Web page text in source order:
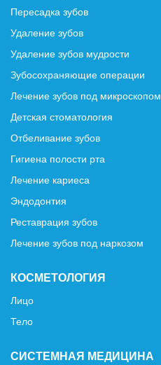
Пересадка зубов
Удаление зубов
Удаление зубов мудрости
Зубосохраняющие операции
Лечение зубов под микроскопом
Детская стоматология
Отбеливание зубов
Гигиена полости рта
Лечение кариеса
Эндодонтия
Реставрация зубов
Лечение зубов под наркозом
КОСМЕТОЛОГИЯ
Лицо
Тело
СИСТЕМНАЯ МЕДИЦИНА